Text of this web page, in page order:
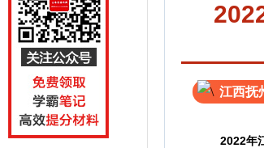
江西抚
2022年